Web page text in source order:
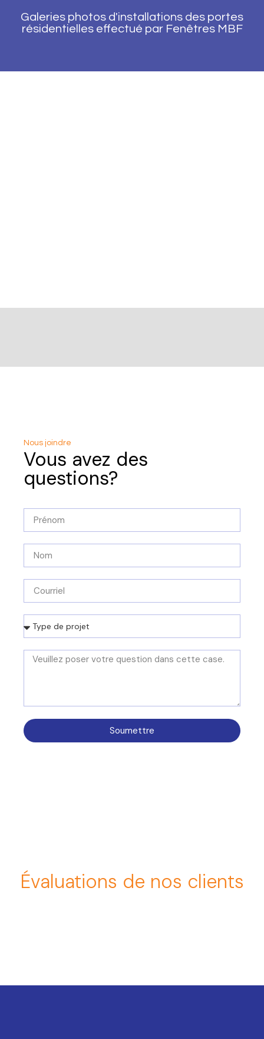
Galeries photos d'installations des portes
résidentielles effectué par Fenêtres MBF
Nous joindre
Vous avez des
questions?
Soumettre
Évaluations de nos clients